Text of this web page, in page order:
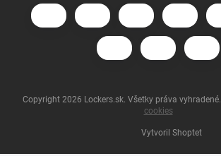
Vytvoril Shoptet
Copyright 2026 Lockers.sk. Všetky práva vyhradené.
cookies